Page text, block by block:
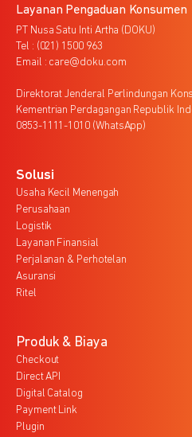
Layanan Pengaduan Konsumen
PT Nusa Satu Inti Artha (DOKU)
Tel : (021) 1500 963
Email : care@doku.com
Direktorat Jenderal Perlindungan
Kementrian Perdagangan Republik
0853-1111-1010 (WhatsApp)
Solusi
Usaha Kecil Menengah
Perusahaan
Logistik
Layanan Finansial
Perjalanan & Perhotelan
Asuransi
Ritel
Produk & Biaya
Checkout
Direct API
Digital Catalog
Payment Link
Plugin